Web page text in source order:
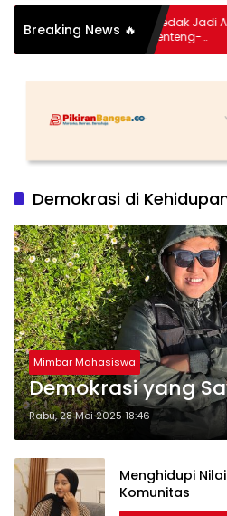
Breaking News 🔥
Hidup Meledak Jadi Api
Di Balik Tragedi Menteng-
Hingga Maling Ayam di Bali
Demokrasi di
Mimbar Mahasiswa
Demokrasi yang
Rabu, 28 Mei 2025 18:46
Menghidupi
Komunitas